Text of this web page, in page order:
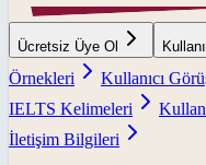
Ücretsiz Üye Ol
Örnekleri
Kullanıcı
IELTS Kelimeleri
İletişim Bilgileri